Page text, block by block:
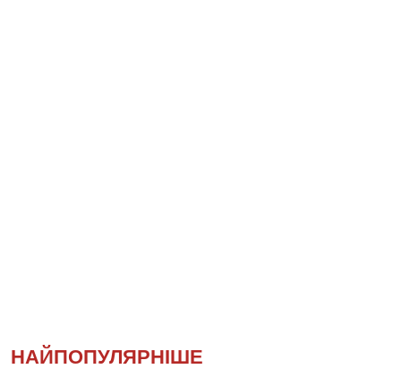
НАЙПОПУЛЯРНІШЕ